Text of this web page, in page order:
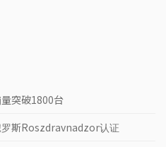
突破1800台
斯Roszdravnadzor认证